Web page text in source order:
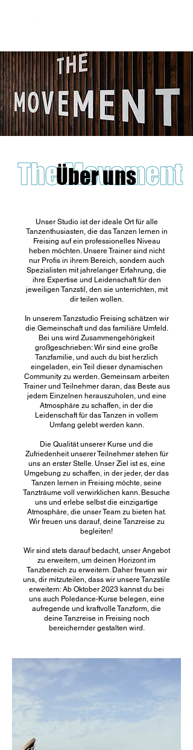
Über uns
Unser Studio ist der ideale Ort für alle
Tanzenthusiasten, die das Tanzen lernen in
Freising auf ein professionelles Niveau
heben möchten. Unsere Trainer sind nicht
nur Profis in ihrem Bereich, sondern auch
Spezialisten mit jahrelanger Erfahrung, die
ihre Expertise und Leidenschaft für den
jeweiligen Tanzstil, den sie unterrichten, mit
dir teilen wollen.
In unserem Tanzstudio Freising schätzen wir
die Gemeinschaft und das familiäre Umfeld.
Bei uns wird Zusammengehörigkeit
großgeschrieben: Wir sind eine große
Tanzfamilie, und auch du bist herzlich
eingeladen, ein Teil dieser dynamischen
Community zu werden. Gemeinsam arbeiten
Trainer und Teilnehmer daran, das Beste aus
jedem Einzelnen herauszuholen, und eine
Atmosphäre zu schaffen, in der die
Leidenschaft für das Tanzen in vollem
Umfang gelebt werden kann.
Die Qualität unserer Kurse und die
Zufriedenheit unserer Teilnehmer stehen für
uns an erster Stelle. Unser Ziel ist es, eine
Umgebung zu schaffen, in der jeder, der das
Tanzen lernen in Freising möchte, seine
Tanzträume voll verwirklichen kann. Besuche
uns und erlebe selbst die einzigartige
Atmosphäre, die unser Team zu bieten hat.
Wir freuen uns darauf, deine Tanzreise zu
begleiten!
Wir sind stets darauf bedacht, unser Angebot
zu erweitern, um deinen Horizont im
Tanzbereich zu erweitern. Daher freuen wir
uns, dir mitzuteilen, dass wir unsere Tanzstile
erweitern: Ab Oktober 2023 kannst du bei
uns auch Poledance-Kurse belegen, eine
aufregende und kraftvolle Tanzform, die
deine Tanzreise in Freising noch
bereichernder gestalten wird.